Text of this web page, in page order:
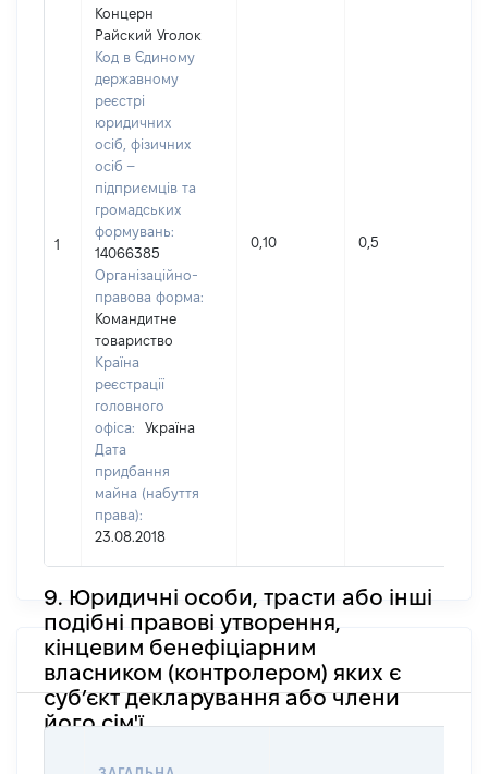
1
Концерн
Райский Уголок
Код в Єдиному
державному
реєстрі
юридичних
осіб, фізичних
осіб –
підприємців та
громадських
формувань:
14066385
Організаційно-
правова форма:
Командитне
товариство
Країна
реєстрації
головного
офіса:
Україна
Дата
придбання
майна (набуття
права):
23.08.2018
0,10 0,5
9. Юридичні особи, трасти або інші
подібні правові утворення,
кінцевим бенефіціарним
власником (контролером) яких є
суб’єкт декларування або члени
його сім'ї